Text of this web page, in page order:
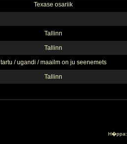
Texase osariik
Tallinn
Tallinn
tartu / ugandi / maailm on ju seenemets
Tallinn
H�ppa: